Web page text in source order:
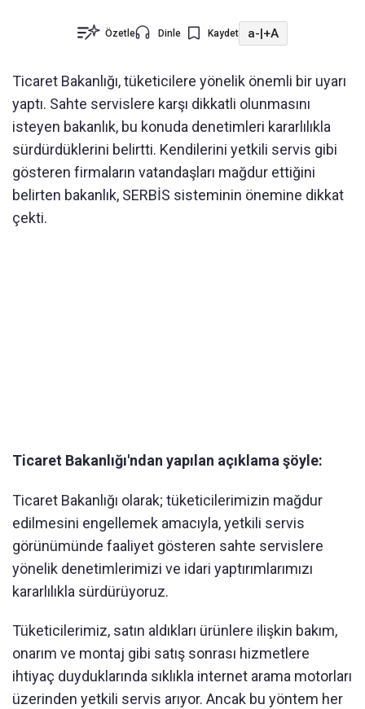
Özetle Dinle Kaydet a-|+A
Ticaret Bakanlığı, tüketicilere yönelik önemli bir uyarı
yaptı. Sahte servislere karşı dikkatli olunmasını
isteyen bakanlık, bu konuda denetimleri kararlılıkla
sürdürdüklerini belirtti. Kendilerini yetkili servis gibi
gösteren firmaların vatandaşları mağdur ettiğini
belirten bakanlık, SERBİS sisteminin önemine dikkat
çekti.
Ticaret Bakanlığı'ndan yapılan açıklama şöyle:
Ticaret Bakanlığı olarak; tüketicilerimizin mağdur
edilmesini engellemek amacıyla, yetkili servis
görünümünde faaliyet gösteren sahte servislere
yönelik denetimlerimizi ve idari yaptırımlarımızı
kararlılıkla sürdürüyoruz.
Tüketicilerimiz, satın aldıkları ürünlere ilişkin bakım,
onarım ve montaj gibi satış sonrası hizmetlere
ihtiyaç duyduklarında sıklıkla internet arama motorları
üzerinden yetkili servis arıyor. Ancak bu yöntem her